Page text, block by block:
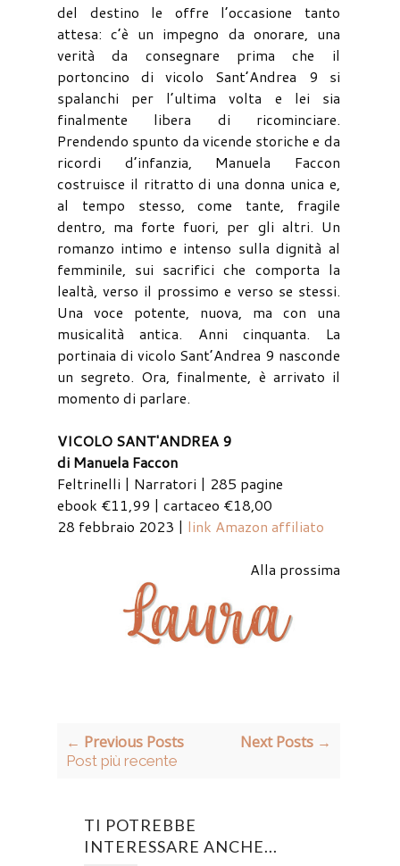
del destino le offre l’occasione tanto
attesa: c’è un impegno da onorare, una
verità da consegnare prima che il
portoncino di vicolo Sant’Andrea 9 si
spalanchi per l’ultima volta e lei sia
finalmente libera di ricominciare.
Prendendo spunto da vicende storiche e da
ricordi d’infanzia, Manuela Faccon
costruisce il ritratto di una donna unica e,
al tempo stesso, come tante, fragile
dentro, ma forte fuori, per gli altri. Un
romanzo intimo e intenso sulla dignità al
femminile, sui sacrifici che comporta la
lealtà, verso il prossimo e verso se stessi.
Una voce potente, nuova, ma con una
musicalità antica. Anni cinquanta. La
portinaia di vicolo Sant’Andrea 9 nasconde
un segreto. Ora, finalmente, è arrivato il
momento di parlare.
VICOLO SANT'ANDREA 9
di Manuela Faccon
Feltrinelli | Narratori | 285 pagine
ebook €11,99 | cartaceo €18,00
28 febbraio 2023 | link Amazon affiliato
Alla prossima
← Previous Posts
Post più recente
Next Posts →
TI POTREBBE
INTERESSARE ANCHE...